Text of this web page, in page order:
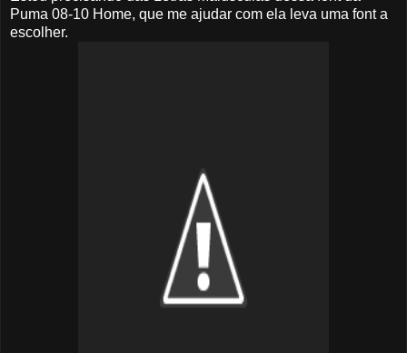
Puma 08-10 Home, que me ajudar com ela leva uma font a
escolher.